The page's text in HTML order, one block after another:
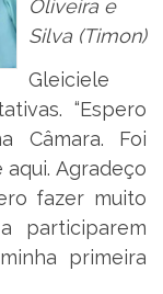
Oliveira e
Silva (Timon)
Gleiciele
“Espero
Câmara. Foi
Agradeço
fazer muito
participarem
primeira